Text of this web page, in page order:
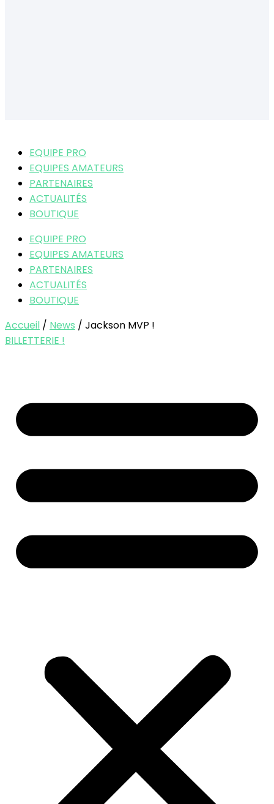
EQUIPE PRO
EQUIPES AMATEURS
PARTENAIRES
ACTUALITÉS
BOUTIQUE
EQUIPE PRO
EQUIPES AMATEURS
PARTENAIRES
ACTUALITÉS
BOUTIQUE
Accueil / News / Jackson MVP !
BILLETTERIE !